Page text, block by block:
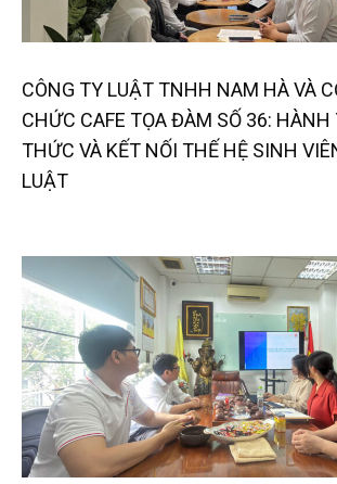
CÔNG TY LUẬT TNHH NAM HÀ VÀ
CHỨC CAFE TỌA ĐÀM SỐ 36: HÀNH
THỨC VÀ KẾT NỐI THẾ HỆ SINH
LUẬT